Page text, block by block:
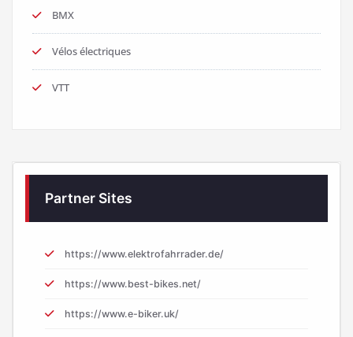
BMX
Vélos électriques
VTT
Partner Sites
https://www.elektrofahrrader.de/
https://www.best-bikes.net/
https://www.e-biker.uk/